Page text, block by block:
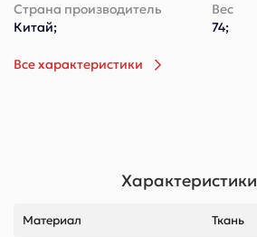
Страна производитель
Китай;
Вес
74;
Все характеристики
Характеристики
Материал Ткань